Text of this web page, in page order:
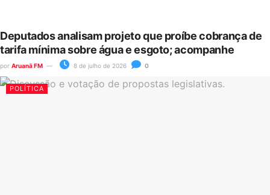
Deputados analisam projeto que proíbe cobrança de
tarifa mínima sobre água e esgoto; acompanhe
por Aruanã FM 8 de julho de 2026 0
POLÍTICA